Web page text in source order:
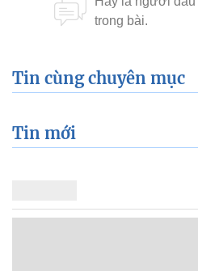
Tin cùng chuyên mục
Tin mới